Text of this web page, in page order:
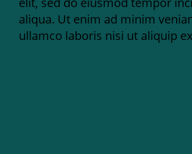
aliqua. Ut enim ad minim
ullamco laboris nisi ut aliquip